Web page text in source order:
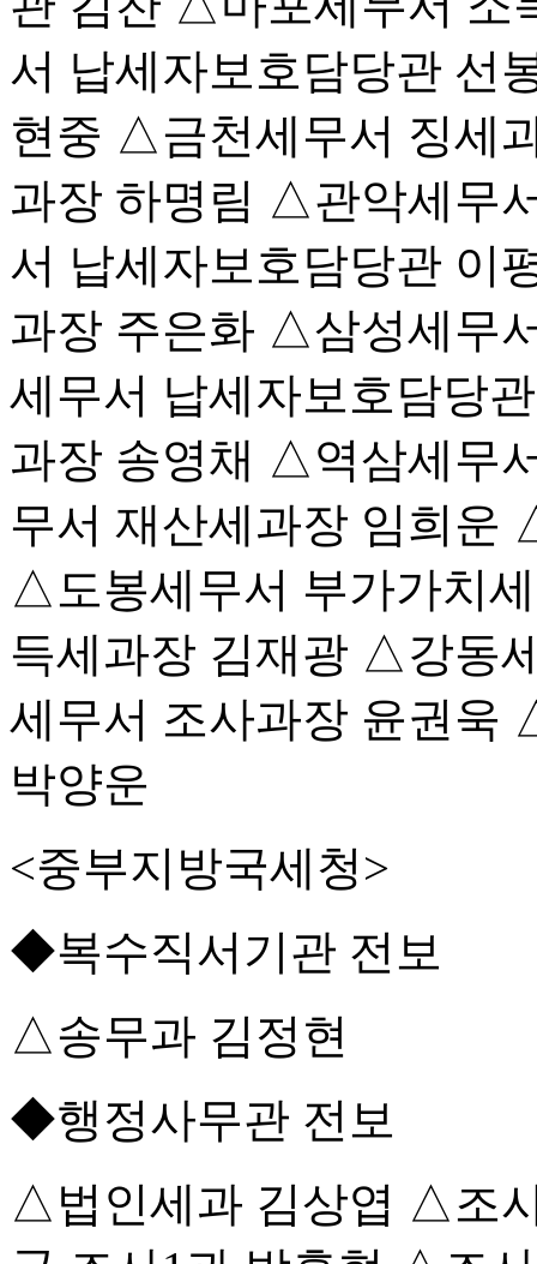
서 납세자보호담당관 선
현중 △금천세무서 징세
과장 하명림 △관악세무
서 납세자보호담당관 이
과장 주은화 △삼성세무
세무서 납세자보호담당
과장 송영채 △역삼세무
무서 재산세과장 임희운
△도봉세무서 부가가치
득세과장 김재광 △강동
세무서 조사과장 윤권욱
박양운
<중부지방국세청>
◆복수직서기관 전보
△송무과 김정현
◆행정사무관 전보
△법인세과 김상엽 △조